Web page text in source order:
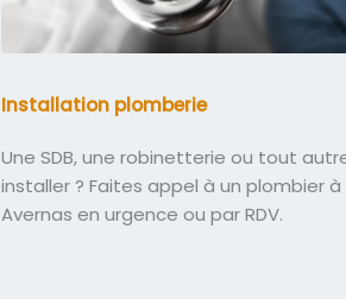
Installation plomberie
Une SDB, une robinetterie ou tout
installer ? Faites appel à un plombier
Avernas en urgence ou par RDV.